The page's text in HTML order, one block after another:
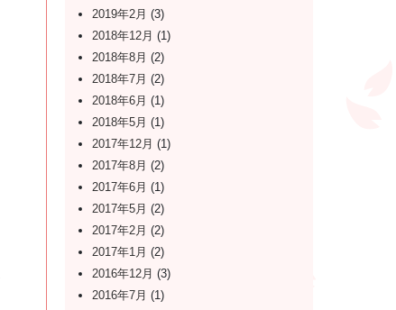
2019年2月 (3)
2018年12月 (1)
2018年8月 (2)
2018年7月 (2)
2018年6月 (1)
2018年5月 (1)
2017年12月 (1)
2017年8月 (2)
2017年6月 (1)
2017年5月 (2)
2017年2月 (2)
2017年1月 (2)
2016年12月 (3)
2016年7月 (1)